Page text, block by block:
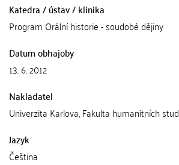
Katedra / ústav / klinika
Program Orální historie - soudobé dějiny
Datum obhajoby
13. 6. 2012
Nakladatel
Univerzita Karlova, Fakulta humanitních
Jazyk
Čeština